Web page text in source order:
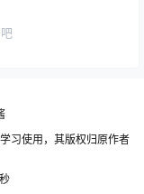
习使用，其版权归原作者